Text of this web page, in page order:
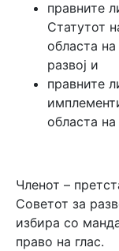
правните
Статутот
областа
развој и
правните
областа
Членот –
Советот за
избира со
право на глас.